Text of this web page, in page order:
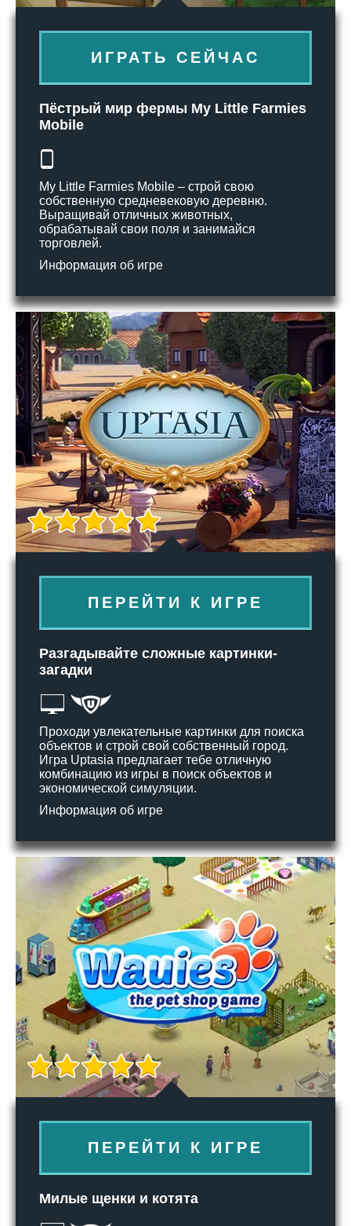
ИГРАТЬ СЕЙЧАС
Пёстрый мир фермы My Little Farmies
Mobile
My Little Farmies Mobile – строй свою
собственную средневековую деревню.
Выращивай отличных животных,
обрабатывай свои поля и занимайся
торговлей.
Информация об игре
ПЕРЕЙТИ К ИГРЕ
Разгадывайте сложные картинки-
загадки
Проходи увлекательные картинки для поиска
объектов и строй свой собственный город.
Игра Uptasia предлагает тебе отличную
комбинацию из игры в поиск объектов и
экономической симуляции.
Информация об игре
ПЕРЕЙТИ К ИГРЕ
Милые щенки и котята